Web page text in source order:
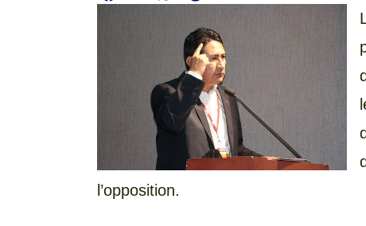
l’opposition.